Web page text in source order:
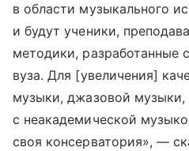
в области музыкального
и будут ученики,
методики, разработанные
вуза. Для [увеличения]
музыки, джазовой музыки,
с неакадемической
своя консерватория», —